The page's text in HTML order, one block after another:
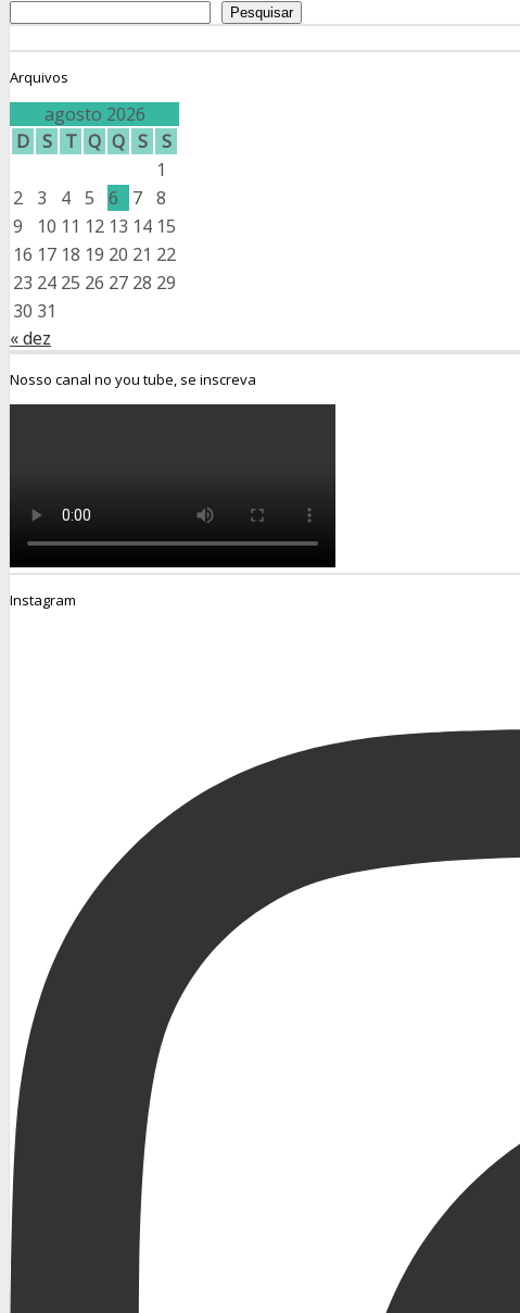
Pesquisar
Arquivos
agosto 2026
D S T Q Q S
S
1
2
3 4 5 6 7 8
9
10 11 12 13 14 15
16 17 18 19 20 21 22
23 24 25 26 27 28 29
30 31
« dez
Nosso canal no you tube, se inscreva
Instagram